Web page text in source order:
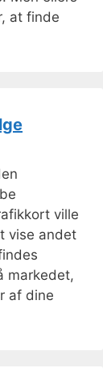
at finde
ville
vise andet
markedet,
af dine